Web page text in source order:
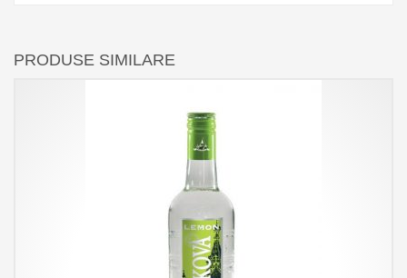
PRODUSE SIMILARE